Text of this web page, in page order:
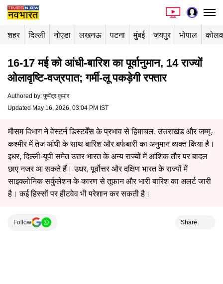
शहर दिल्ली नोएडा लखनऊ पटना मुंबई जयपुर भोपाल
16-17 मई को आंधी-बारिश का पूर्वानुमान, 14 राज्यों
ओलावृष्टि-वज्रपात; गर्मी-लू पकड़ेगी रफ्तार
Authored by: पुष्पेंद्र कुमार
Updated May 16, 2026, 03:04 PM IST
मौसम विभाग ने वेस्टर्न डिस्टर्बेंस के प्रभाव से हिमाचल, उत्तराखंड और जम्मू-
कश्मीर में तेज आंधी के साथ बारिश और बर्फबारी का अनुमान व्यक्त किया है।
इधर, दिल्ली-यूपी समेत उत्तर भारत के अन्य राज्यों में आंशिक तौर पर बादल
छाए नजर आ सकते हैं। उधर, पूर्वोत्तर और दक्षिण भारत के राज्यों में
साइक्लोनिक सर्कुलेशन के कारण से तूफान और भारी बारिश का अलर्ट जारी
है। कई हिस्सों पर हीटवेव भी परेशान कर सकती है।
Follow Share